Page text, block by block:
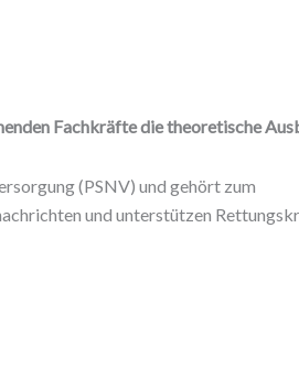
Fachkräfte die theoretische
(PSNV) und gehört zum
und unterstützen